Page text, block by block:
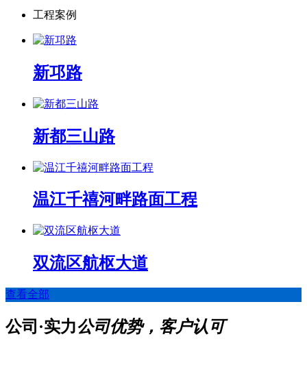
工程案例
新邛路
新都三山路
温江千禧河畔路面工程
双流区航枢大道
查看全部
公司·实力公司优势，客户认可